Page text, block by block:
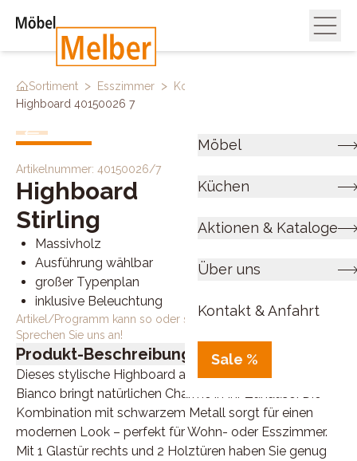
Möbel
Küchen
Aktionen & Kataloge
Über uns
Kontakt & Anfahrt
Sale %
Sortiment > Esszimmer > Kommoden & Sideboards
Highboard 40150026 7
Artikelnummer: 40150026/7
Highboard
Stirling
Massivholz
Ausführung wählbar
großer Typenplan
inklusive Beleuchtung
Artikel/Programm kann so oder so ähnlich bestellt werden.
Sprechen Sie uns an!
Produkt-Beschreibung
Dieses stylische Highboard aus massiver Wildeiche
Bianco bringt natürlichen Charme in Ihr Zuhause! Die
Kombination mit schwarzem Metall sorgt für einen
modernen Look – perfekt für Wohn- oder Esszimmer.
Mit 1 Glastür rechts und 2 Holztüren haben Sie genug